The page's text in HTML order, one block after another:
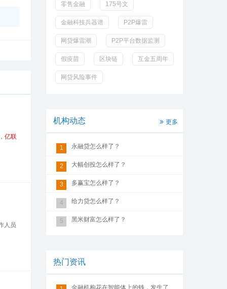
亿联
人员
零售金融 175号文
金融科技兵器谱 P2P爆雷
网贷爆雷潮 P2P平台数据监测
假疫苗 区块链 互金五周年
网贷风险事件
机构动态 更多
1 永融贷怎么样了？
2 大幅创投怎么样了？
3 多赢宝怎么样了？
4 给力贷怎么样了？
5 黑米财富怎么样了？
热门资讯
金融机构花在智能体上的钱，发生了